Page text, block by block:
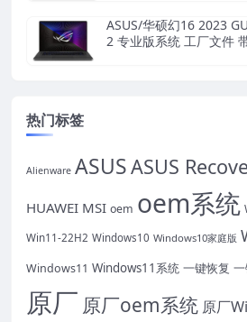
ASUS/华硕幻16 2023
2 专业版系统 工厂文件
热门标签
Alienware ASUSASUS
HUAWEI MSI oem oem系统
Win11-22H2 Windows10 Windows10家庭版
Windows11 Windows11系统 一键恢复
原厂 原厂oem系统 原厂